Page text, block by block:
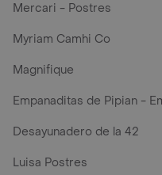
Mercari - Postres
Myriam Camhi Co
Magnifique
Empanaditas de Pipian -
Desayunadero de la 42
Luisa Postres